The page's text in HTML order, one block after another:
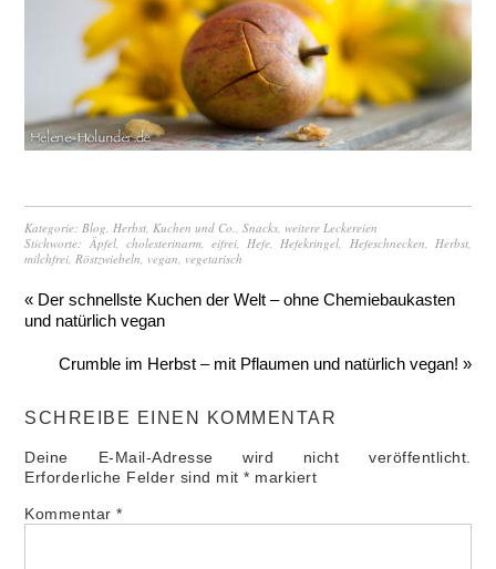
Kategorie: Blog Herbst Kuchen und Co. ,Snacks ,weitere Leckereien
Stichworte: Äpfel, cholesterinarm, eifrei, Hefe Hefekringel Hefeschnecken Herbst,
milchfrei Röstzwiebeln vegan vegetarisch
« Der schnellste Kuchen der Welt – ohne Chemiebaukasten
und natürlich vegan
Crumble im Herbst – mit Pflaumen und natürlich vegan! »
SCHREIBE EINEN KOMMENTAR
Deine E-Mail-Adresse wird nicht veröffentlicht.
Erforderliche Felder sind mit* markiert
Kommentar*